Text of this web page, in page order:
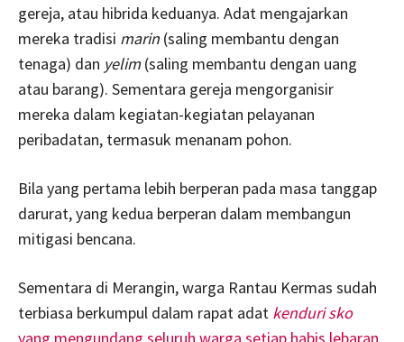
gereja, atau hibrida keduanya. Adat mengajarkan
mereka tradisi marin (saling membantu dengan
tenaga) dan yelim (saling membantu dengan uang
atau barang). Sementara gereja mengorganisir
mereka dalam kegiatan-kegiatan pelayanan
peribadatan, termasuk menanam pohon.
Bila yang pertama lebih berperan pada masa tanggap
darurat, yang kedua berperan dalam membangun
mitigasi bencana.
Sementara di Merangin, warga Rantau Kermas sudah
terbiasa berkumpul dalam rapat adat kenduri sko